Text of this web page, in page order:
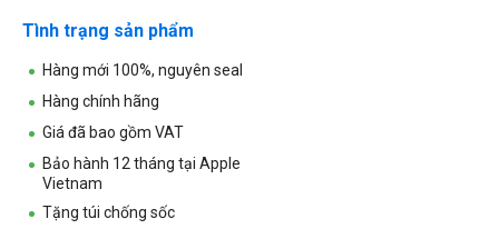
Tình trạng sản phẩm
Hàng mới 100%, nguyên seal
Hàng chính hãng
Giá đã bao gồm VAT
Bảo hành 12 tháng tại Apple
Vietnam
Tặng túi chống sốc